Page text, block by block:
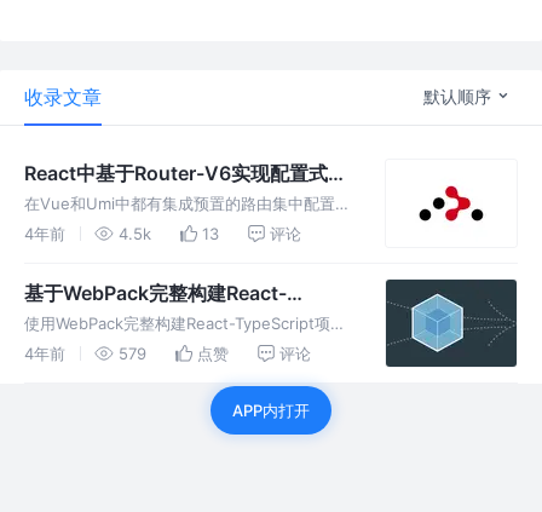
收录文章 默认顺序
React中基于Router-V6实现配置式路
由与路由鉴权详细过程
在Vue和Umi中都有集成预置的路由集中配置与
鉴权,非常的方便好用;但是在默认React项目中
与权限构建;RouterV6中提供了一个与(router-
4年前 4.5k 13 评论
基于WebPack完整构建React-
TypeScript项目详细过程
使用WebPack完整构建React-TypeScript项目
详细过程,WebPack---React
4年前 579 点赞 评论
APP内打开